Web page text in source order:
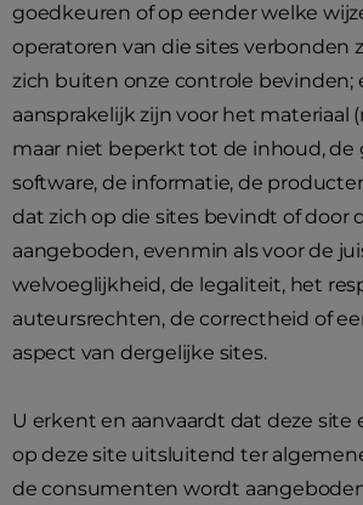
goedkeuren of op eender welke
operatoren van die sites verbonden
zich buiten onze controle bevinden;
aansprakelijk zijn voor het materiaal
maar niet beperkt tot de inhoud, de
software, de informatie, de
dat zich op die sites bevindt of door
aangeboden, evenmin als voor de
welvoeglijkheid, de legaliteit, het
auteursrechten, de correctheid of
aspect van dergelijke sites.
U erkent en aanvaardt dat deze site
op deze site uitsluitend ter
de consumenten wordt